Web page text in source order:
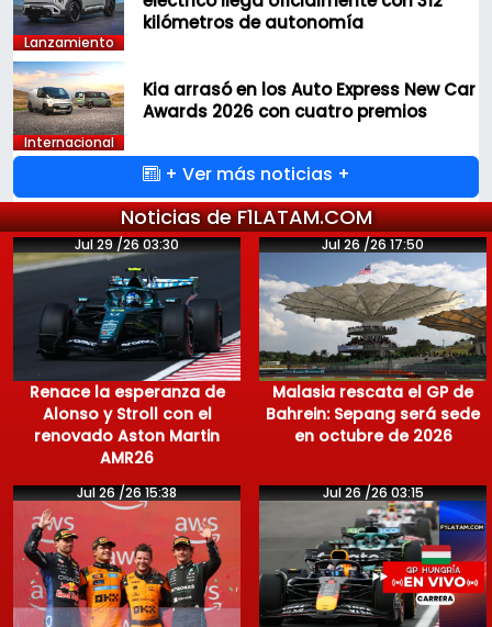
Lanzamiento
kilómetros de autonomía
Internacional
Kia arrasó en los Auto Express New Car
Awards 2026 con cuatro premios
+ Ver más noticias +
Noticias de F1LATAM.COM
Jul 29 /26 03:30
Renace la esperanza de
Alonso y Stroll con el
renovado Aston Martin
AMR26
Jul 26 /26 17:50
Malasia rescata el GP de
Bahrein: Sepang será sede
en octubre de 2026
Jul 26 /26 15:38 Jul 26 /26 03:15